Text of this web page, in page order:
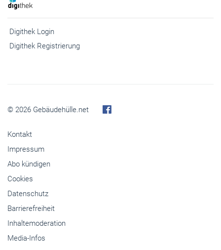
Digithek Login
Digithek Registrierung
© 2026 Gebäudehülle.net
Kontakt
Impressum
Abo kündigen
Cookies
Datenschutz
Barrierefreiheit
Inhaltemoderation
Media-Infos